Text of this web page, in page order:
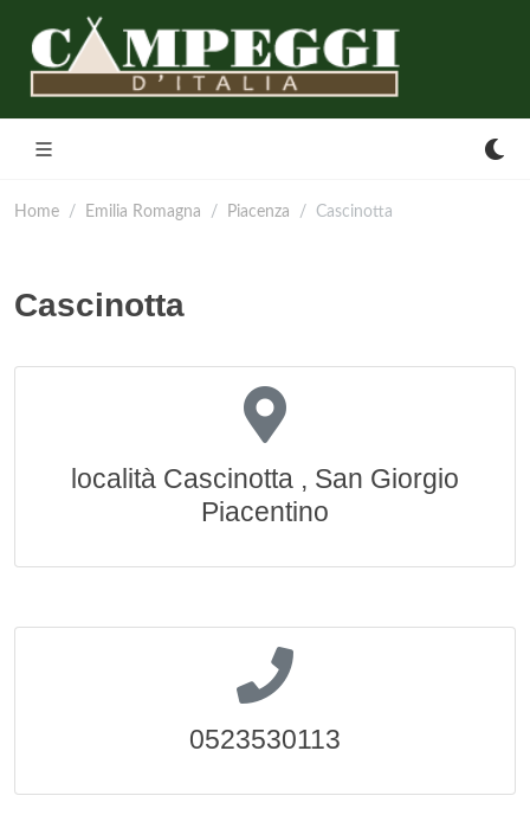
Home Emilia Romagna Piacenza Cascinotta
Cascinotta
località Cascinotta , San Giorgio
Piacentino
0523530113